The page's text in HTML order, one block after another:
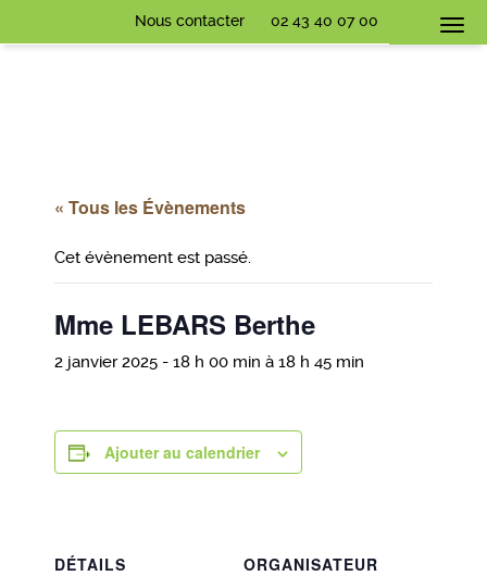
Nous contacter 02 43 40 07 00
« Tous les Évènements
Cet évènement est passé.
Mme LEBARS Berthe
2 janvier 2025 - 18 h 00 min à 18 h 45 min
Ajouter au calendrier
DÉTAILS
ORGANISATEUR